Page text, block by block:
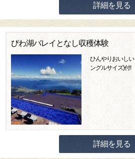
詳細を見る
びわ湖バレイとなし収穫体験
ひんやりおいし
ングルサイズ)付!
詳細を見る